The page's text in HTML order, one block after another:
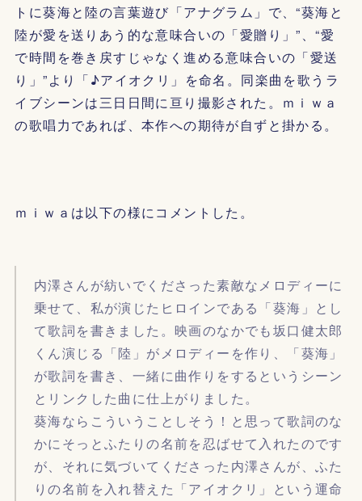
トに葵海と陸の言葉遊び「アナグラム」で、“葵海と
陸が愛を送りあう的な意味合いの「愛贈り」”、“愛
で時間を巻き戻すじゃなく進める意味合いの「愛送
り」”より「♪アイオクリ」を命名。同楽曲を歌うラ
イブシーンは三日日間に亘り撮影された。ｍｉｗａ
の歌唱力であれば、本作への期待が自ずと掛かる。
ｍｉｗａは以下の様にコメントした。
内澤さんが紡いでくださった素敵なメロディーに
乗せて、私が演じたヒロインである「葵海」とし
て歌詞を書きました。映画のなかでも坂口健太郎
くん演じる「陸」がメロディーを作り、「葵海」
が歌詞を書き、一緒に曲作りをするというシーン
とリンクした曲に仕上がりました。
葵海ならこういうことしそう！と思って歌詞のな
かにそっとふたりの名前を忍ばせて入れたのです
が、それに気づいてくださった内澤さんが、ふた
りの名前を入れ替えた「アイオクリ」という運命